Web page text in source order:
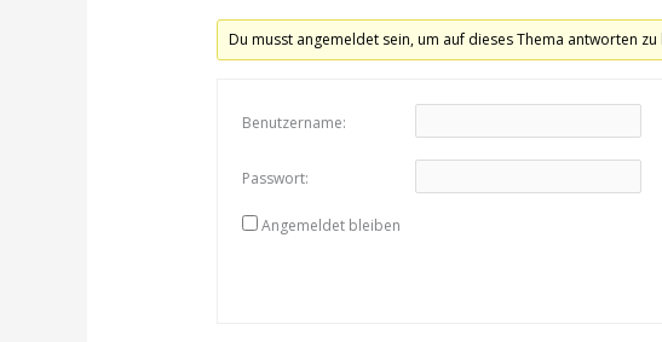
Du musst angemeldet sein, um auf dieses Thema antworten zu
Benutzername:
Passwort:
Angemeldet bleiben